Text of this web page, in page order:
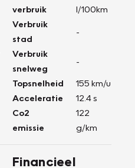
verbruik
l/100km
Verbruik
stad
-
Verbruik
snelweg
-
Topsnelheid
155 km/u
Acceleratie
12.4 s
Co2
emissie
122
g/km
Financieel